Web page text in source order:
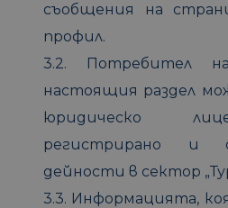
съобщения на
профил.
3.2. Потребител
настоящия раздел
юридическо
регистрирано и
дейности в сектор
3.3. Информацията,